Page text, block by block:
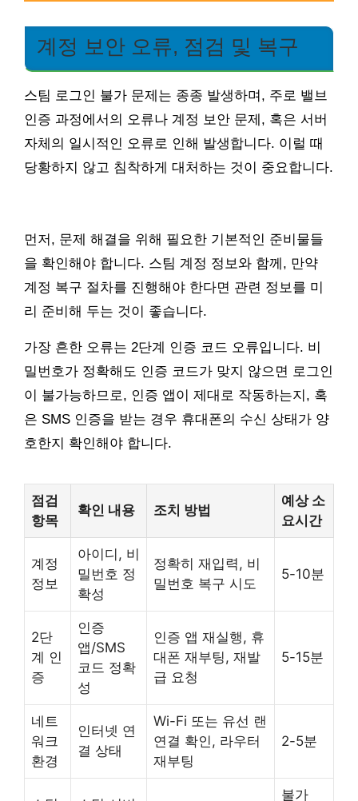
계정 보안 오류, 점검 및 복구
스팀 로그인 불가 문제는 종종 발생하며, 주로 밸브
인증 과정에서의 오류나 계정 보안 문제, 혹은 서버
자체의 일시적인 오류로 인해 발생합니다. 이럴 때
당황하지 않고 침착하게 대처하는 것이 중요합니다.
먼저, 문제 해결을 위해 필요한 기본적인 준비물들
을 확인해야 합니다. 스팀 계정 정보와 함께, 만약
계정 복구 절차를 진행해야 한다면 관련 정보를 미
리 준비해 두는 것이 좋습니다.
가장 흔한 오류는 2단계 인증 코드 오류입니다. 비
밀번호가 정확해도 인증 코드가 맞지 않으면 로그인
이 불가능하므로, 인증 앱이 제대로 작동하는지, 혹
은 SMS 인증을 받는 경우 휴대폰의 수신 상태가 양
호한지 확인해야 합니다.
점검
항목
확인 내용 조치 방법
예상 소
요시간
계정
정보
아이디, 비
밀번호 정
확성
정확히 재입력, 비
밀번호 복구 시도
5-10분
2단
계 인
증
인증
앱/SMS
코드 정확
성
인증 앱 재실행, 휴
대폰 재부팅, 재발
급 요청
5-15분
네트
워크
환경
인터넷 연
결 상태
Wi-Fi 또는 유선 랜
연결 확인, 라우터
재부팅
2-5분
불가